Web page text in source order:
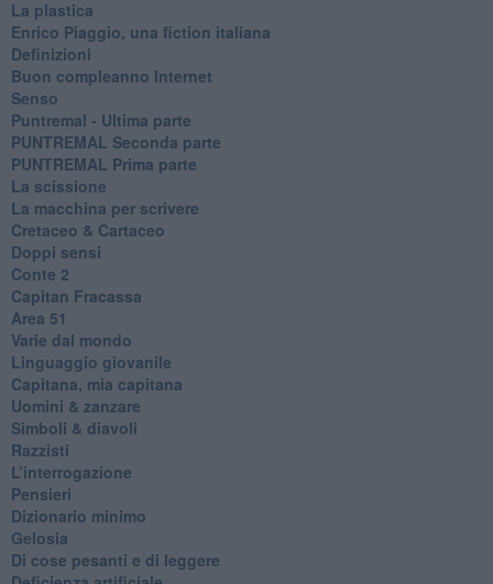
La plastica
​Enrico Piaggio, una fiction italiana
Definizioni
​Buon compleanno Internet
Senso
Puntremal - Ultima parte
PUNTREMAL Seconda parte
​PUNTREMAL Prima parte
La scissione
La macchina per scrivere
Cretaceo & Cartaceo
Doppi sensi
​Conte 2
​Capitan Fracassa
​Area 51
Varie dal mondo
​Linguaggio giovanile
​Capitana, mia capitana
Uomini & zanzare
​Simboli & diavoli
Razzisti
​L’interrogazione
Pensieri
​Dizionario minimo
Gelosia
Di cose pesanti e di leggere